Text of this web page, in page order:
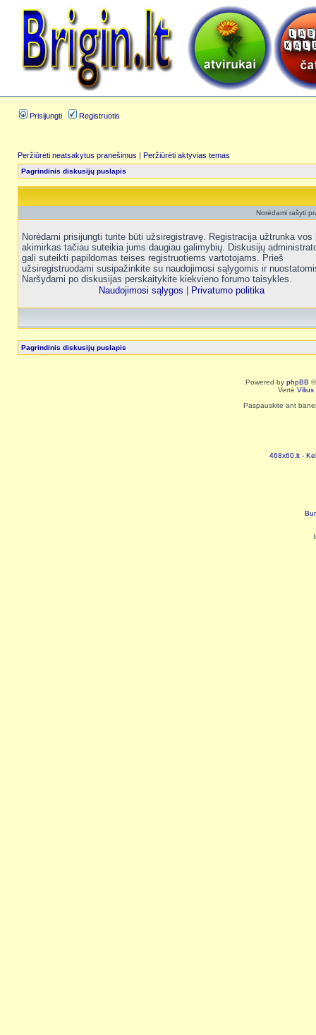
Prisijungti Registruotis
Peržiūrėti neatsakytus pranešimus | Peržiūrėti aktyvias temas
Pagrindinis diskusijų puslapis
Norėdami rašyti
Norėdami prisijungti turite būti užsiregistravę. Registracija užtrunka vos
akimirkas tačiau suteikia jums daugiau galimybių. Diskusijų
gali suteikti papildomas teises registruotiems vartotojams. Prieš
užsiregistruodami susipažinkite su naudojimosi sąlygomis ir
Naršydami po diskusijas perskaitykite kiekvieno forumo taisykles.
Naudojimosi sąlygos
Privatumo politika
Pagrindinis diskusijų puslapis
Powered by phpBB
Vertė Vilius
Paspauskite ant
468x60.lt -